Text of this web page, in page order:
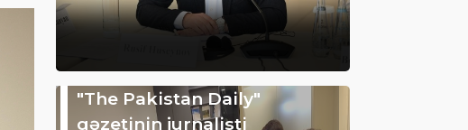
"The Pakistan Daily"
qəzetinin jurnalisti